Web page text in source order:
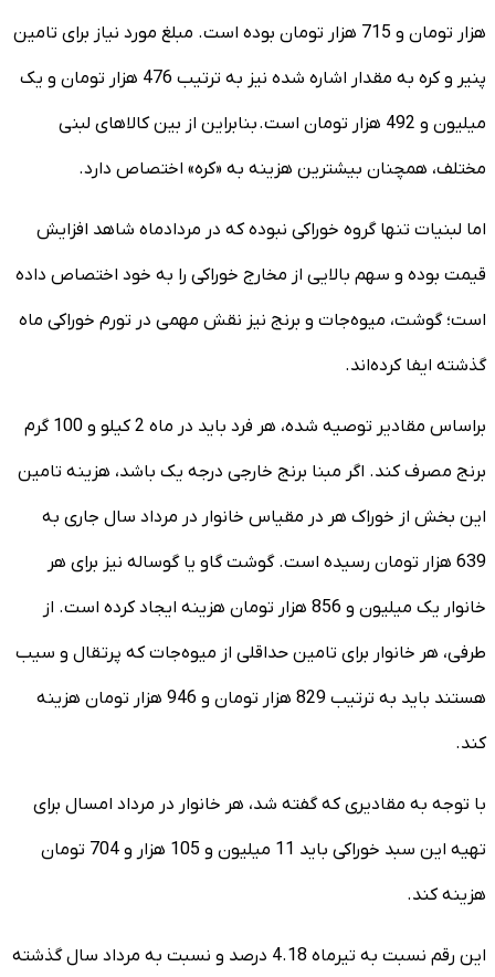
هزار تومان و 715 هزار تومان بوده است. مبلغ مورد نیاز برای تامین
پنیر و کره به مقدار اشاره شده نیز به ترتیب 476 هزار تومان و یک
میلیون و 492 هزار تومان است. بنابراین از بین کالاهای لبنی
مختلف، همچنان بیشترین هزینه به «کره» اختصاص دارد.
اما لبنیات تنها گروه خوراکی نبوده که در مردادماه شاهد افزایش
قیمت بوده و سهم بالایی از مخارج خوراکی را به خود اختصاص داده
است؛ گوشت، میوه‌جات و برنج نیز نقش مهمی در تورم خوراکی ماه
گذشته ایفا کرده‌اند.
براساس مقادیر توصیه شده، هر فرد باید در ماه 2 کیلو و 100 گرم
برنج مصرف کند. اگر مبنا برنج خارجی درجه یک باشد، هزینه تامین
این بخش از خوراک هر در مقیاس خانوار در مرداد سال جاری به
639 هزار تومان رسیده است. گوشت گاو یا گوساله نیز برای هر
خانوار یک میلیون و 856 هزار تومان هزینه ایجاد کرده است. از
طرفی، هر خانوار برای تامین حداقلی از میوه‌جات که پرتقال و سیب
هستند باید به ترتیب 829 هزار تومان و 946 هزار تومان هزینه
کند.
با توجه به مقادیری که گفته شد، هر خانوار در مرداد امسال برای
تهیه این سبد خوراکی باید 11 میلیون و 105 هزار و 704 تومان
هزینه کند.
این رقم نسبت به تیرماه 4.18 درصد و نسبت به مرداد سال گذشته